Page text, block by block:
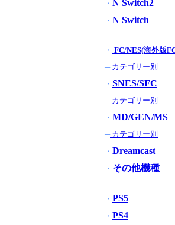
・ N Switch2
・ N Switch
・ FC/NES(海外版
─カテゴリー別
・ SNES/SFC
─カテゴリー別
・ MD/GEN/MS
─カテゴリー別
・ Dreamcast
・ その他機種
・ PS5
・ PS4